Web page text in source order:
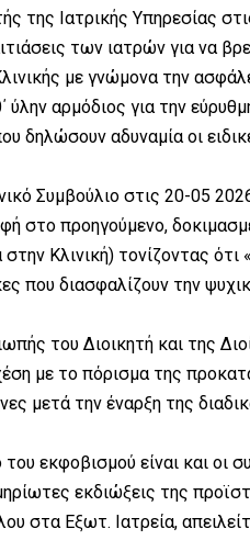
της Ιατρικής Υπηρεσίας
των ιατρών για να
με γνώμονα την
ύλην αρμόδιος για την
δηλώσουν αδυναμία οι
Συμβούλιο στις 20-05
στο προηγούμενο,
Κλινική) τονίζοντας
που διασφαλίζουν την
του Διοικητή και της
με το πόρισμα της
μετά την έναρξη της
του εκφοβισμού είναι και
εκδιώξεις της
στα Εξωτ. Ιατρεία,